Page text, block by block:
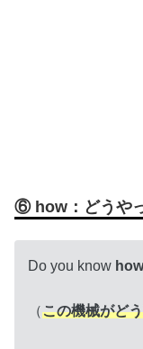
⑥ how：どうや
Do you know
（この機械がど